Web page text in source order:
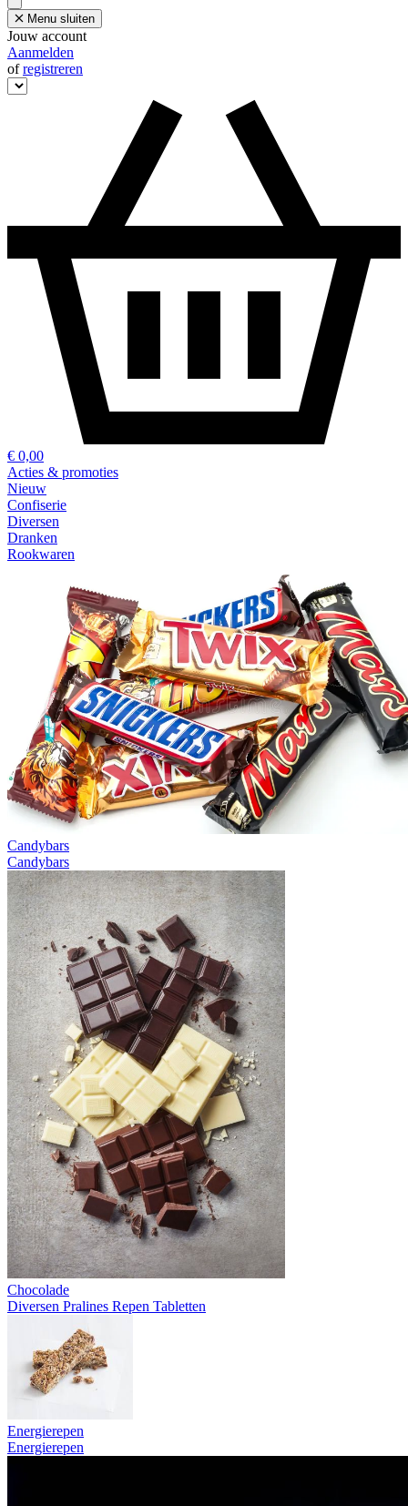
Menu sluiten
Jouw account
Aanmelden
ofregistreren
€ 0,00
Acties & promoties
Nieuw
Confiserie
Diversen
Dranken
Rookwaren
Candybars
Candybars
Chocolade
Diversen Pralines Repen Tabletten
Energierepen
Energierepen